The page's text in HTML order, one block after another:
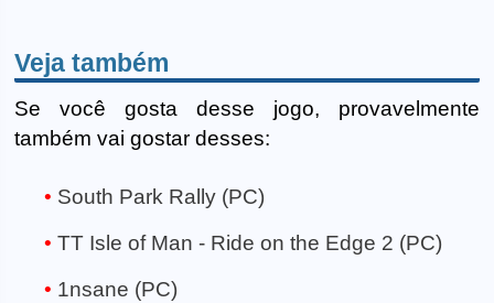
Veja também
Se você gosta desse jogo, provavelmente
também vai gostar desses:
South Park Rally (PC)
TT Isle of Man - Ride on the Edge 2 (PC)
1nsane (PC)